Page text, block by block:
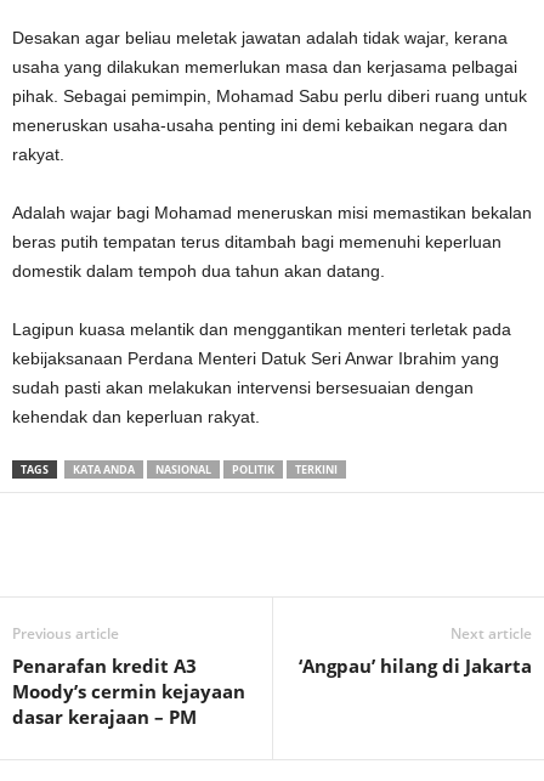
Desakan agar beliau meletak jawatan adalah tidak wajar, kerana
usaha yang dilakukan memerlukan masa dan kerjasama pelbagai
pihak. Sebagai pemimpin, Mohamad Sabu perlu diberi ruang untuk
meneruskan usaha-usaha penting ini demi kebaikan negara dan
rakyat.
Adalah wajar bagi Mohamad meneruskan misi memastikan bekalan
beras putih tempatan terus ditambah bagi memenuhi keperluan
domestik dalam tempoh dua tahun akan datang.
Lagipun kuasa melantik dan menggantikan menteri terletak pada
kebijaksanaan Perdana Menteri Datuk Seri Anwar Ibrahim yang
sudah pasti akan melakukan intervensi bersesuaian dengan
kehendak dan keperluan rakyat.
TAGS KATA ANDA NASIONAL POLITIK TERKINI
Previous article
Penarafan kredit A3
Moody’s cermin kejayaan
dasar kerajaan – PM
Next article
‘Angpau’ hilang di Jakarta